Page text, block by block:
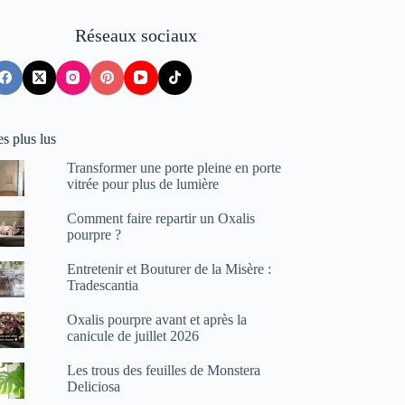
Réseaux sociaux
plus lus
Transformer une porte pleine en porte
vitrée pour plus de lumière
Comment faire repartir un Oxalis
pourpre ?
Entretenir et Bouturer de la Misère :
Tradescantia
Oxalis pourpre avant et après la
canicule de juillet 2026
Les trous des feuilles de Monstera
Deliciosa